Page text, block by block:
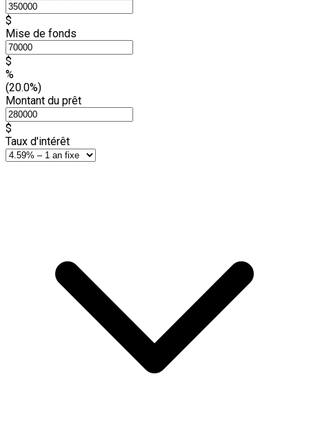
$
Mise de fonds
$
%
(20.0%)
Montant du prêt
$
Taux d'intérêt